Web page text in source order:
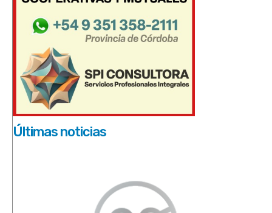
Últimas noticias